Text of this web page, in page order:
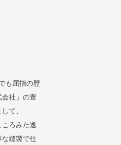
も屈指の歴
社」の豊
て、
ころみた逸
縫製で仕